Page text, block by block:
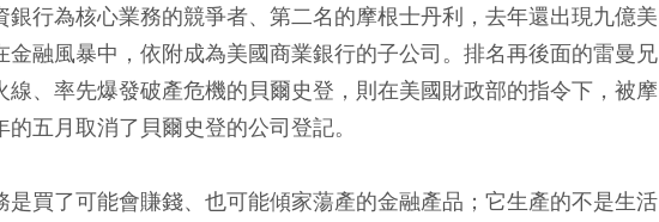
行為核心業務的競爭者、第二名的摩根士丹利，去年還出現九億美
金融風暴中，依附成為美國商業銀行的子公司。排名再後面的雷曼兄
線、率先爆發破產危機的貝爾史登，則在美國財政部的指令下，被摩
五月取消了貝爾史登的公司登記。
是買了可能會賺錢、也可能傾家蕩產的金融產品；它生產的不是生活